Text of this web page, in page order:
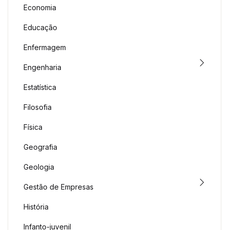
Economia
Educação
Enfermagem
Engenharia
Estatística
Filosofia
Física
Geografia
Geologia
Gestão de Empresas
História
Infanto-juvenil